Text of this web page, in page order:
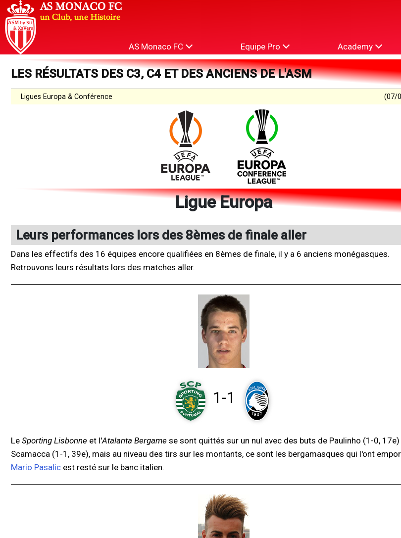
AS Monaco FC Equipe Pro Academy
LES RÉSULTATS DES C3, C4 ET DES ANCIENS DE L'ASM
Ligues Europa & Conférence (07/
Ligue Europa
Leurs performances lors des 8èmes de finale aller
Dans les effectifs des 16 équipes encore qualifiées en 8èmes de finale, il y a 6 anciens monégasques.
Retrouvons leurs résultats lors des matches aller.
1-1
Le Sporting Lisbonne et l'Atalanta Bergame se sont quittés sur un nul avec des buts de Paulinho (1-0,
Scamacca (1-1, 39e), mais au niveau des tirs sur les montants, ce sont les bergamasques qui l'ont
Mario Pasalic est resté sur le banc italien.